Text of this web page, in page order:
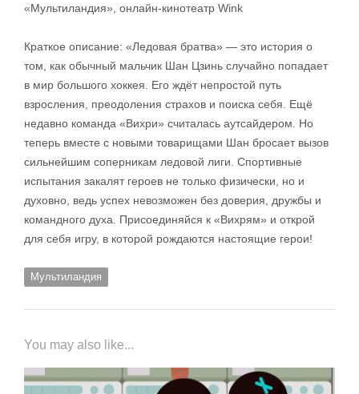
«Мультиландия», онлайн-кинотеатр Wink
Краткое описание: «Ледовая братва» — это история о
том, как обычный мальчик Шан Цзинь случайно попадает
в мир большого хоккея. Его ждёт непростой путь
взросления, преодоления страхов и поиска себя. Ещё
недавно команда «Вихри» считалась аутсайдером. Но
теперь вместе с новыми товарищами Шан бросает вызов
сильнейшим соперникам ледовой лиги. Спортивные
испытания закалят героев не только физически, но и
духовно, ведь успех невозможен без доверия, дружбы и
командного духа. Присоединяйся к «Вихрям» и открой
для себя игру, в которой рождаются настоящие герои!
Мультиландия
You may also like...